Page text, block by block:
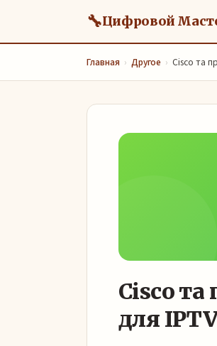
🔧Цифровой
Главная › Другое › Cisco та
Cisco
для